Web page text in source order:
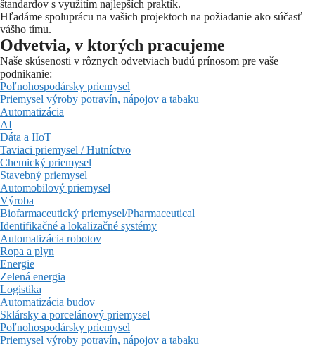
štandardov s využitím najlepších praktík.
Hľadáme spoluprácu na vašich projektoch na požiadanie ako súčasť
vášho tímu.
Odvetvia, v ktorých pracujeme
Naše skúsenosti v rôznych odvetviach budú prínosom pre vaše
podnikanie:
Poľnohospodársky priemysel
Priemysel výroby potravín, nápojov a tabaku
Automatizácia
AI
Dáta a IIoT
Taviaci priemysel / Hutníctvo
Chemický priemysel
Stavebný priemysel
Automobilový priemysel
Výroba
Biofarmaceutický priemysel/Pharmaceutical
Identifikačné a lokalizačné systémy
Automatizácia robotov
Ropa a plyn
Energie
Zelená energia
Logistika
Automatizácia budov
Sklársky a porcelánový priemysel
Poľnohospodársky priemysel
Priemysel výroby potravín, nápojov a tabaku